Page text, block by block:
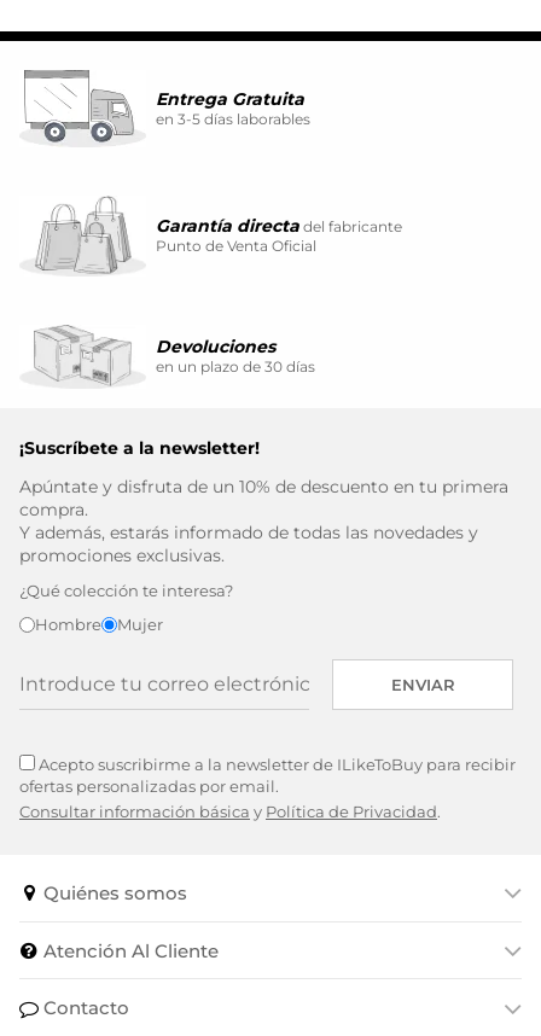
Entrega Gratuita
en 3-5 días laborables
Garantía directa del fabricante
Punto de Venta Oficial
Devoluciones
en un plazo de 30 días
¡Suscríbete a la newsletter!
Apúntate y disfruta de un 10% de descuento en tu primera
compra.
Y además, estarás informado de todas las novedades y
promociones exclusivas.
¿Qué colección te interesa?
Hombre
Mujer
ENVIAR
Acepto suscribirme a la newsletter de ILikeToBuy para recibir
ofertas personalizadas por email.
Consultar información básica y Política de Privacidad.
Quiénes somos
Atención Al Cliente
Contacto